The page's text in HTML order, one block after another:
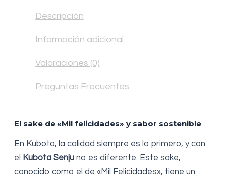
Descripción
Información adicional
Valoraciones (0)
Preguntas Frecuentes
El sake de «Mil felicidades» y sabor sostenible
En Kubota, la calidad siempre es lo primero, y con
el
Kubota Senju no es diferente. Este sake,
conocido como el de «Mil Felicidades», tiene un